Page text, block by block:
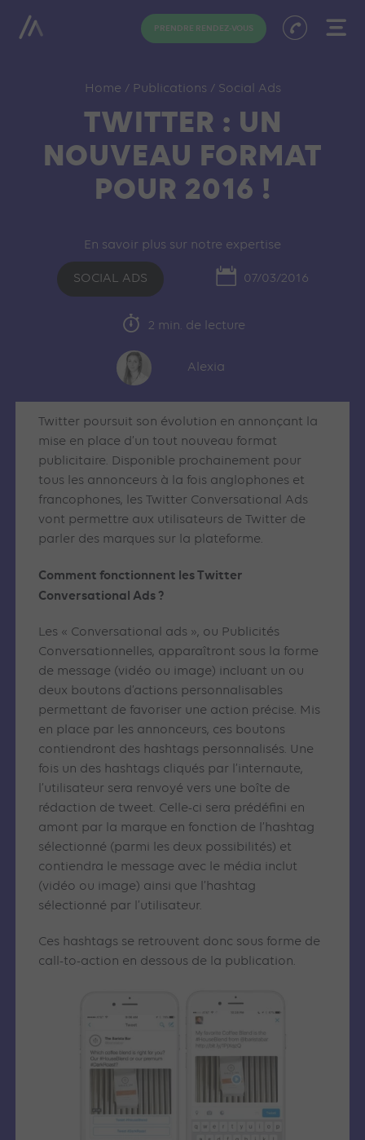
PRENDRE RENDEZ-VOUS
Home / Publications / Social Ads
TWITTER : UN
NOUVEAU FORMAT
POUR 2016 !
En savoir plus sur notre expertise
SOCIAL ADS 07/03/2016
2 min. de lecture
Alexia
Twitter poursuit son évolution en annonçant la
mise en place d’un tout nouveau format
publicitaire. Disponible prochainement pour
tous les annonceurs à la fois anglophones et
francophones, les Twitter Conversational Ads
vont permettre aux utilisateurs de Twitter de
parler des marques sur la plateforme.
Comment fonctionnent les Twitter
Conversational Ads ?
Les « Conversational ads », ou Publicités
Conversationnelles, apparaîtront sous la forme
de message (vidéo ou image) incluant un ou
deux boutons d’actions personnalisables
permettant de favoriser une action précise. Mis
en place par les annonceurs, ces boutons
contiendront des hashtags personnalisés. Une
fois un des hashtags cliqués par l’internaute,
l’utilisateur sera renvoyé vers une boîte de
rédaction de tweet. Celle-ci sera prédéfini en
amont par la marque en fonction de l’hashtag
sélectionné (parmi les deux possibilités) et
contiendra le message avec le média inclut
(vidéo ou image) ainsi que l’hashtag
sélectionné par l’utilisateur.
Ces hashtags se retrouvent donc sous forme de
call-to-action en dessous de la publication.